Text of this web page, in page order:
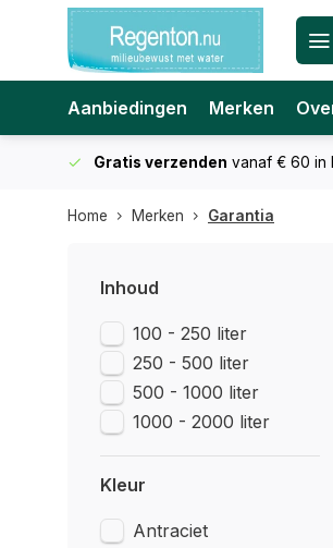
Aanbiedingen Merken
Gratis verzenden vanaf € 60 in
Home Merken Garantia
Inhoud
100 - 250 liter
250 - 500 liter
500 - 1000 liter
1000 - 2000 liter
Kleur
Antraciet